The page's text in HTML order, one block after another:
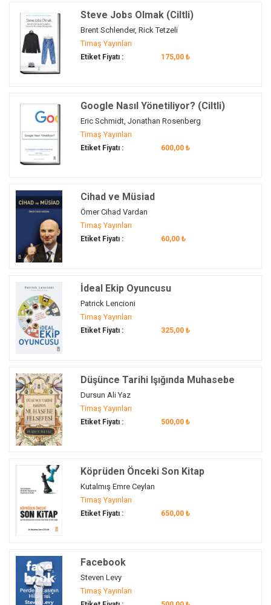
marketing strategy
müşteri
next
pazarlama
pixar
PowerBook
Silikon Vadisi
sosyal medya
süreç
şirket
şirket yönetimi
talihsizlikler
tim cook
uygulama
ürün
vizyonerlik
yazılım
Steve Jobs Olmak (Ciltli)
Brent Schlender, Rick Tetzeli
Timaş Yayınları
Etiket Fiyatı : 175,00 ₺
Google Nasıl Yönetiliyor? (Ciltli)
Eric Schmidt, Jonathan Rosenberg
Timaş Yayınları
Etiket Fiyatı : 600,00 ₺
Cihad ve Müsiad
Ömer Cihad Vardan
Timaş Yayınları
Etiket Fiyatı : 60,00 ₺
İdeal Ekip Oyuncusu
Patrick Lencioni
Timaş Yayınları
Etiket Fiyatı : 325,00 ₺
Düşünce Tarihi Işığında Muhasebe
Felsefesi
Dursun Ali Yaz
Timaş Yayınları
Etiket Fiyatı : 500,00 ₺
Köprüden Önceki Son Kitap
Kutalmış Emre Ceylan
Timaş Yayınları
Etiket Fiyatı : 650,00 ₺
Facebook
Steven Levy
Timaş Yayınları